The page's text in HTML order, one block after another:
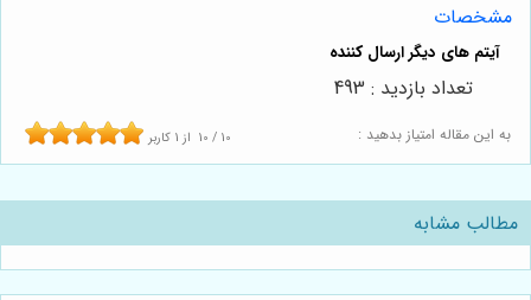
مشخصات
به این مقاله امتیاز بدهید : 10 / 10 از 1 کاربر
تعداد بازدید : 493
مطالب مشابه